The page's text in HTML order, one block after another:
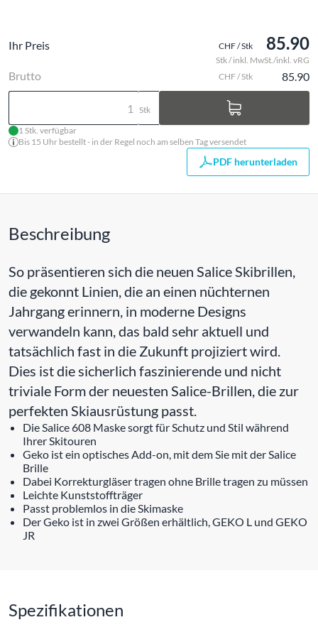
Ihr Preis CHF / Stk 85.90
Stk / inkl. MwSt./inkl. vRG
Brutto CHF / Stk 85.90
Stk
1 Stk. verfügbar
Bis 15 Uhr bestellt - in der Regel noch am selben Tag versendet
PDF herunterladen
Beschreibung
So präsentieren sich die neuen Salice Skibrillen,
die gekonnt Linien, die an einen nüchternen
Jahrgang erinnern, in moderne Designs
verwandeln kann, das bald sehr aktuell und
tatsächlich fast in die Zukunft projiziert wird.
Dies ist die sicherlich faszinierende und nicht
triviale Form der neuesten Salice-Brillen, die zur
perfekten Skiausrüstung passt.
Die Salice 608 Maske sorgt für Schutz und Stil während
Ihrer Skitouren
Geko ist ein optisches Add-on, mit dem Sie mit der Salice
Brille
Dabei Korrekturgläser tragen ohne Brille tragen zu müssen
Leichte Kunststoffträger
Passt problemlos in die Skimaske
Der Geko ist in zwei Größen erhältlich, GEKO L und GEKO
JR
Spezifikationen